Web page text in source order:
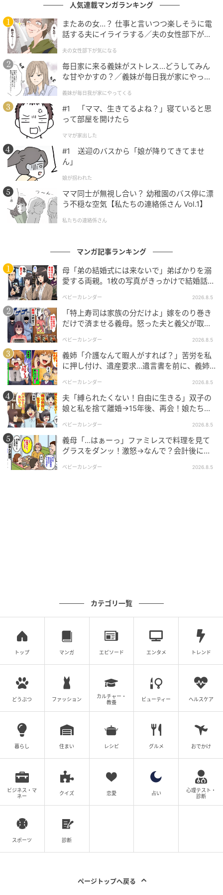
しんでもらえるとは思いませんでしたね。とてもうれし
いです」
オトナンサー編集部
元記事で読む
次の記事
【漫画】取引先の女性「あなたはさっき…」
誤解を招く”一言”で危ない空気に！3コマに
「日本語って難しい」「ジワる」
の記事をもっとみる
人気連載マンガランキング
またあの女…？ 仕事と言いつつ楽しそうに電
話する夫にイライラする／夫の女性部下が気
夫の女性部下が気になる
毎日家に来る義妹がストレス…どうしてみん
な甘やかすの？／義妹が毎日我が家にやって
が】
義妹が毎日我が家にやってくる
#1 「ママ、生きてるよね？」寝ていると思
って部屋を開けたら
ママが家出した
#1 送迎のバスから「娘が降りてきてませ
ん」
娘が拐われた
ママ同士が無視し合い？ 幼稚園のバス停に漂
う不穏な空気【私たちの連絡係さん Vol.1】
私たちの連絡係さん
マンガ記事ランキング
母「弟の結婚式には来ないで」弟ばかりを溺
愛する両親。1枚の写真がきっかけで結婚話が
ベビーカレンダー 2026.8.5
「特上寿司は家族の分だけよ」嫁をのり巻き
だけで済ませる義母。怒った夫と義父が取っ
ベビーカレンダー 2026.8.5
義姉「介護なんて暇人がすれば？」苦労を私
に押し付け、遺産要求…遺言書を前に、義姉
ベビーカレンダー 2026.8.5
夫「縛られたくない！自由に生きる」双子の
娘と私を捨て離婚→15年後、再会！娘たち
ベビーカレンダー 2026.8.5
義母「…はぁーっ」ファミレスで料理を見て
グラスをダンッ！激怒→なんで？会計後に知
ベビーカレンダー 2026.8.5
カテゴリ一覧
トップ マンガ エピソード エンタメ トレンド
どうぶつ ファッション
カルチャー・
教養
ビューティー ヘルスケア
暮らし 住まい レシピ グルメ おでかけ
ビジネス・マ
ネー
クイズ 恋愛 占い
心理テスト・
診断
スポーツ 診断
ページトップへ戻る